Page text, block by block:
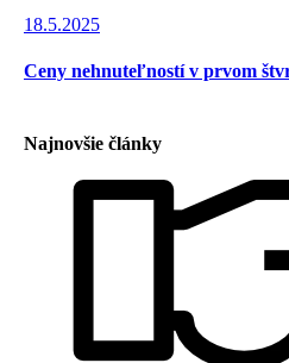
18.5.2025
Ceny nehnuteľností v prvom
Najnovšie články